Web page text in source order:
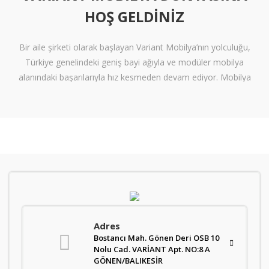
HOŞ GELDINIZ
Bir aile şirketi olarak başlayan Variant Mobilya’nın yolculuğu,
Türkiye genelindeki geniş bayi ağıyla ve modüler mobilya
alanındaki başarılarıyla hız kesmeden devam ediyor. Mobilya
tepelere çıkarıyoruz. Kanserojen içermeyen materyallerle üretilen
standartlarını da karşılar nitelikte. Sağlam işçilik ve kaliteli bir
üretimin sonucu olarak üretilen ürünler, uzun ömürlü bir kullanım
vadediyor. Variant’ın ürün gamı ise oldukça geniş. Modüler ve
Adres
Bostancı Mah. Gönen Deri OSB 10
Nolu Cad. VARİANT Apt. NO:8 A
GÖNEN/BALIKESİR